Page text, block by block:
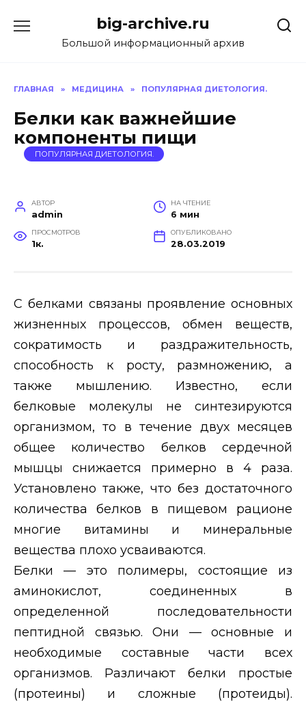
содержанию
big-archive.ru
Большой информационный архив
ГЛАВНАЯ » МЕДИЦИНА » ПОПУЛЯРНАЯ ДИЕТОЛОГИЯ.
Белки как важнейшие
компоненты пищи
ПОПУЛЯРНАЯ ДИЕТОЛОГИЯ.
АВТОР
admin
НА ЧТЕНИЕ
6 мин
ПРОСМОТРОВ
1к.
ОПУБЛИКОВАНО
28.03.2019
С белками связаны проявление основных
жизненных процессов, обмен веществ,
сократимость и раздражительность,
способность к росту, размножению, а
также мышлению. Известно, если
белковые молекулы не синтезируются
организмом, то в течение двух месяцев
общее количество белков сердечной
мышцы снижается примерно в 4 раза.
Установлено также, что без достаточного
количества белков в пищевом рационе
многие витамины и минеральные
вещества плохо усваиваются.
Белки — это полимеры, состоящие из
аминокислот, соединенных в
определенной последовательности
пептидной связью. Они — основные и
необходимые составные части всех
организмов. Различают белки простые
(протеины) и сложные (протеиды).